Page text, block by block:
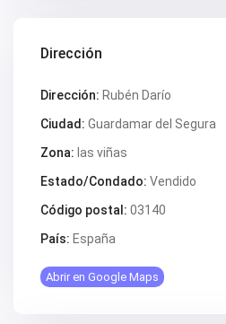
V2609
V2610
V2617
V2619
V2624
V2628
V2630
V2633
V2637
V2640
Dirección
Dirección: Rubén Darío
Ciudad: Guardamar del Segura
Zona: las viñas
Estado/Condado: Vendido
Código postal: 03140
País: España
Abrir en Google Maps